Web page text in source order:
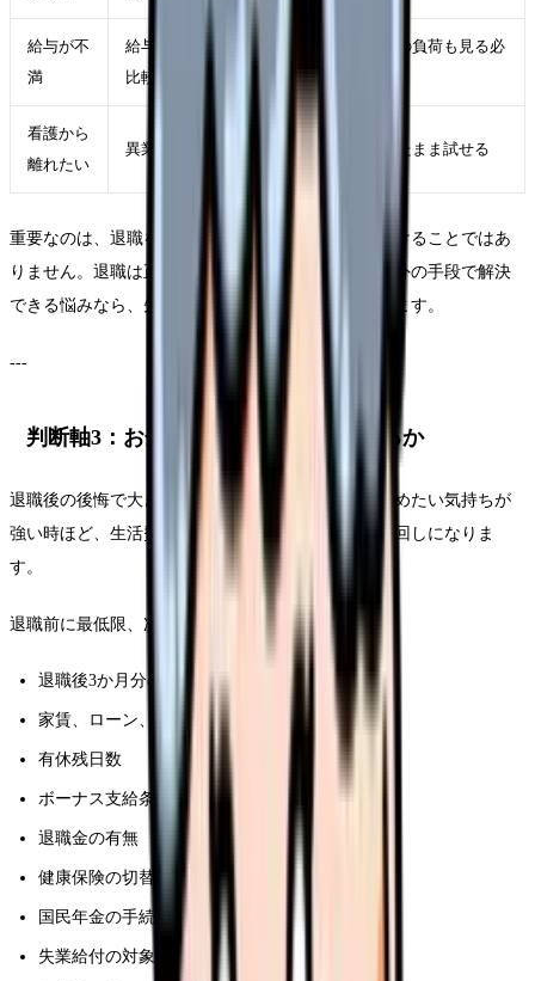
給与が不
満
給与内訳の確認・求人
比較
高収入求人の負荷も見る必
看護から
離れたい
異業種・一時休養 免許を残したまま試せる
重要なのは、退職を「最後の手段」として我慢し続けることではあ
りません。退職は正当な選択肢です。ただ、退職以外の手段で解決
できる悩みなら、先に確認しておく方が後悔は減ります。
---
判断軸3：お金と手続きの見通しがあるか
退職後の後悔で大きいのが、お金と手続きです。辞めたい気持ちが
強い時ほど、生活費・保険・年金・税金の確認が後回しになりま
す。
退職前に最低限、次を確認してください。
退職後3か月分の生活費
家賃、ローン、奨学金、通信費など固定費
有休残日数
ボーナス支給条件
退職金の有無
健康保険の切替
国民年金の手続き
失業給付の対象になるか